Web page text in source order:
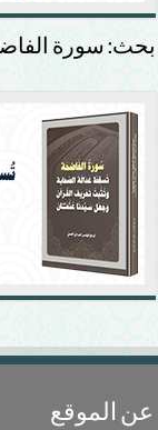
بحث: سورة
عن الموقع